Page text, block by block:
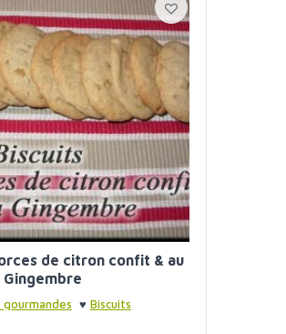
de citron confit & au
Gingembre
gourmandes ♥ Biscuits